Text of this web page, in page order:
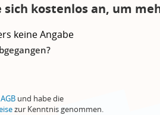
sich kostenlos an, um
keine Angabe
AGB und habe die
zur Kenntnis genommen.